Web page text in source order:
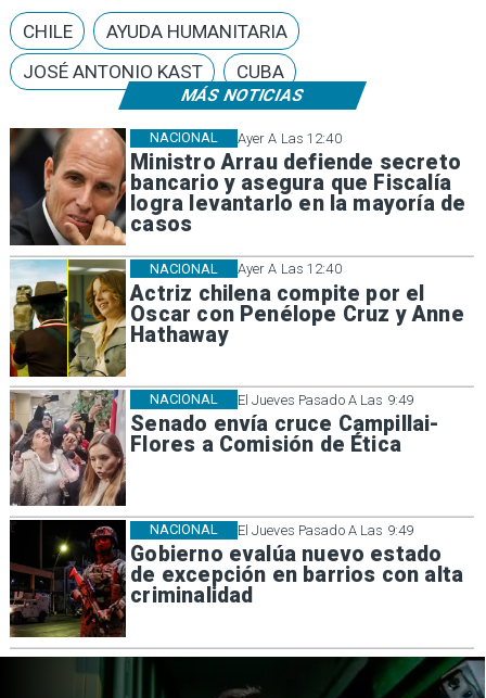
MÁS NOTICIAS
Ayer A Las 12:40
Ministro Arrau defiende secreto
bancario y asegura que Fiscalía
logra levantarlo en la mayoría de
casos
NACIONAL
Ayer A Las 12:40
Actriz chilena compite por el
Oscar con Penélope Cruz y Anne
Hathaway
NACIONAL
El Jueves Pasado A Las 9:49
Senado envía cruce Campillai-
Flores a Comisión de Ética
NACIONAL
El Jueves Pasado A Las 9:49
Gobierno evalúa nuevo estado
de excepción en barrios con alta
criminalidad
NACIONAL
CHILE
AYUDA HUMANITARIA
JOSÉ ANTONIO KAST
CUBA